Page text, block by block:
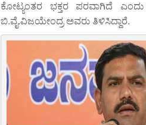
ಕೋಟ್ಯಂತರ ಭಕ್ತರ ಪರವಾಗಿದೆ ಎಂದು
ಬಿ.ವೈ.ವಿಜಯೇಂದ್ರ ಅವರು ತಿಳಿಸಿದ್ದಾರೆ.